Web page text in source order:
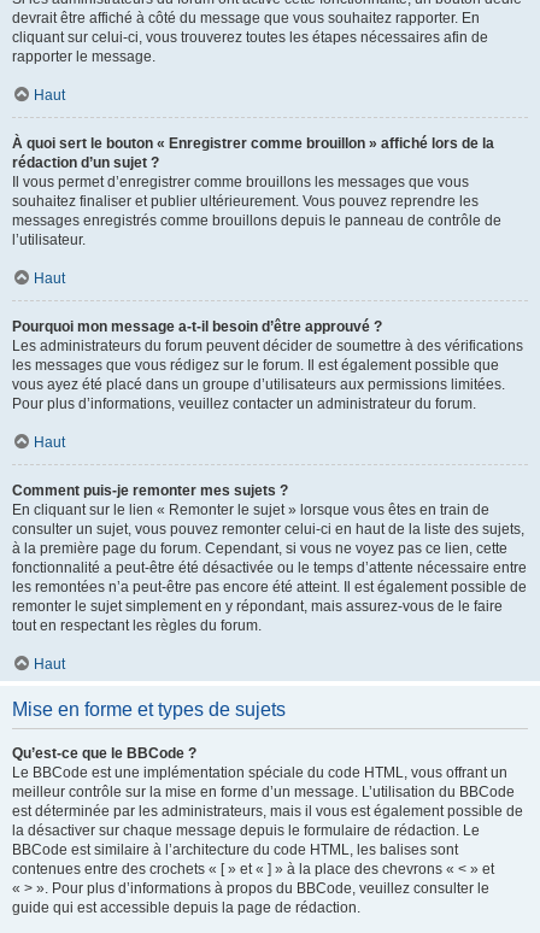
devrait être affiché à côté du message que vous souhaitez rapporter. En
cliquant sur celui-ci, vous trouverez toutes les étapes nécessaires afin de
rapporter le message.
Haut
À quoi sert le bouton « Enregistrer comme brouillon » affiché lors de la
rédaction d’un sujet ?
Il vous permet d’enregistrer comme brouillons les messages que vous
souhaitez finaliser et publier ultérieurement. Vous pouvez reprendre les
messages enregistrés comme brouillons depuis le panneau de contrôle de
l’utilisateur.
Haut
Pourquoi mon message a-t-il besoin d’être approuvé ?
Les administrateurs du forum peuvent décider de soumettre à des vérifications
les messages que vous rédigez sur le forum. Il est également possible que
vous ayez été placé dans un groupe d’utilisateurs aux permissions limitées.
Pour plus d’informations, veuillez contacter un administrateur du forum.
Haut
Comment puis-je remonter mes sujets ?
En cliquant sur le lien « Remonter le sujet » lorsque vous êtes en train de
consulter un sujet, vous pouvez remonter celui-ci en haut de la liste des sujets,
à la première page du forum. Cependant, si vous ne voyez pas ce lien, cette
fonctionnalité a peut-être été désactivée ou le temps d’attente nécessaire entre
les remontées n’a peut-être pas encore été atteint. Il est également possible de
remonter le sujet simplement en y répondant, mais assurez-vous de le faire
tout en respectant les règles du forum.
Haut
Mise en forme et types de sujets
Qu’est-ce que le BBCode ?
Le BBCode est une implémentation spéciale du code HTML, vous offrant un
meilleur contrôle sur la mise en forme d’un message. L’utilisation du BBCode
est déterminée par les administrateurs, mais il vous est également possible de
la désactiver sur chaque message depuis le formulaire de rédaction. Le
BBCode est similaire à l’architecture du code HTML, les balises sont
contenues entre des crochets « [ » et « ] » à la place des chevrons « < » et
« > ». Pour plus d’informations à propos du BBCode, veuillez consulter le
guide qui est accessible depuis la page de rédaction.